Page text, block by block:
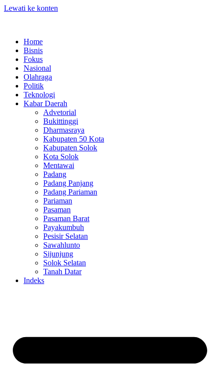
Lewati ke konten
Home
Bisnis
Fokus
Nasional
Olahraga
Politik
Teknologi
Kabar Daerah
Advetorial
Bukittinggi
Dharmasraya
Kabupaten 50 Kota
Kabupaten Solok
Kota Solok
Mentawai
Padang
Padang Panjang
Padang Pariaman
Pariaman
Pasaman
Pasaman Barat
Payakumbuh
Pesisir Selatan
Sawahlunto
Sijunjung
Solok Selatan
Tanah Datar
Indeks